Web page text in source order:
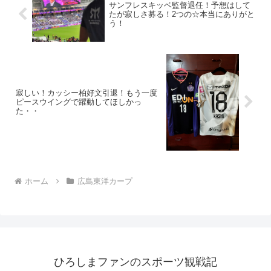
サンフレスキッベ監督退任！予想はして
たが寂しさ募る！2つの☆本当にありがと
う！
寂しい！カッシー柏好文引退！もう一度
ピースウイングで躍動してほしかっ
た・・
ホーム 広島東洋カープ
ひろしまファンのスポーツ観戦記